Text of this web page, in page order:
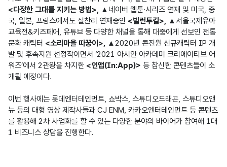
<다정한 그대를 지키는 방법>, ▲네이버 웹툰·시리즈 연재 및 미국, 중
국, 일본, 프랑스에서도 절찬리 연재중인 <빌런투킬>, ▲서울국제유아
교육전&키즈페어, 유튜브 등 다양한 채널을 통해 대중에게 선보인 전통
문화 캐릭터 <소리마을 따꿍이>, ▲2020년 콘진원 신규캐릭터 IP 개
발 및 후속지원 선정작이면서 ‘2021 아시안 아카데미 크리에이티브 어
워즈’에서 2관왕을 차지한 <인앱(In:App)> 등 참신한 콘텐츠들이 소
개될 예정이다.
이번 행사에는 롯데엔터테인먼트, 쇼박스, 스튜디오드래곤, 스튜디오앤
뉴 등의 대형 영상 제작사들과 CJ ENM, 카카오엔터테인먼트 등 콘텐츠
를 활용해 2차 사업화를 할 수 있는 다양한 분야의 바이어가 참여해 1대
1 비즈니스 상담을 진행한다.